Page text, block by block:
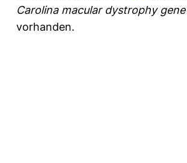
Carolina macular dystrophy gene
vorhanden.